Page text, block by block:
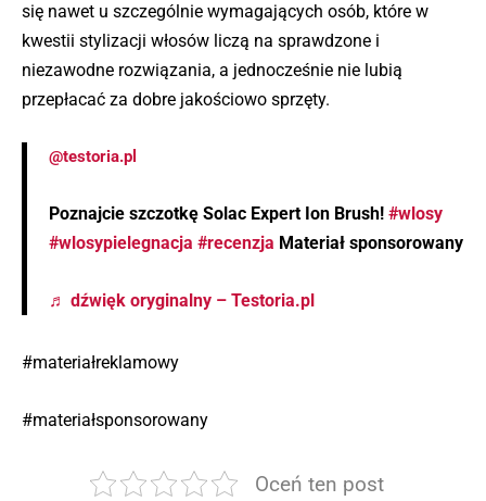
się nawet u szczególnie wymagających osób, które w
kwestii stylizacji włosów liczą na sprawdzone i
niezawodne rozwiązania, a jednocześnie nie lubią
przepłacać za dobre jakościowo sprzęty.
@testoria.pl
Poznajcie szczotkę Solac Expert Ion Brush! #wlosy
#wlosypielegnacja #recenzja Materiał sponsorowany
♬ dźwięk oryginalny – Testoria.pl
#materiałreklamowy
#materiałsponsorowany
Oceń ten post